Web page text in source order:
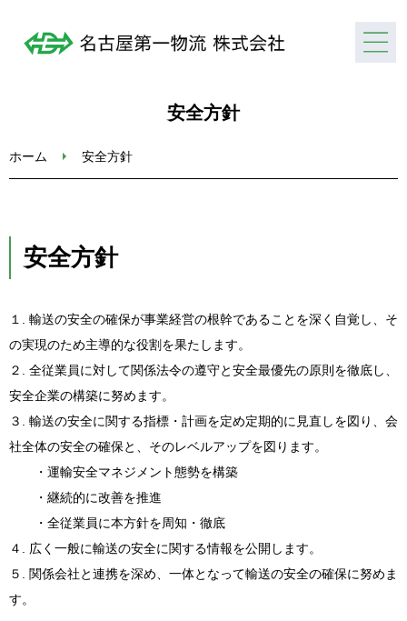
ホーム
お問い合わせ
安全方針
ホーム 安全方針
安全方針
１. 輸送の安全の確保が事業経営の根幹であることを深く自覚し、そ
の実現のため主導的な役割を果たします。
２. 全従業員に対して関係法令の遵守と安全最優先の原則を徹底し、
安全企業の構築に努めます。
３. 輸送の安全に関する指標・計画を定め定期的に見直しを図り、会
社全体の安全の確保と、そのレベルアップを図ります。
・運輸安全マネジメント態勢を構築
・継続的に改善を推進
・全従業員に本方針を周知・徹底
４. 広く一般に輸送の安全に関する情報を公開します。
５. 関係会社と連携を深め、一体となって輸送の安全の確保に努めま
す。